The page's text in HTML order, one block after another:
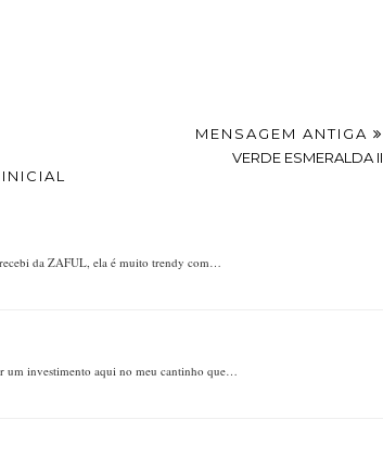
MENSAGEM ANTIGA
VERDE ESMERALDA II
da ZAFUL, ela é muito trendy com…
investimento aqui no meu cantinho que…